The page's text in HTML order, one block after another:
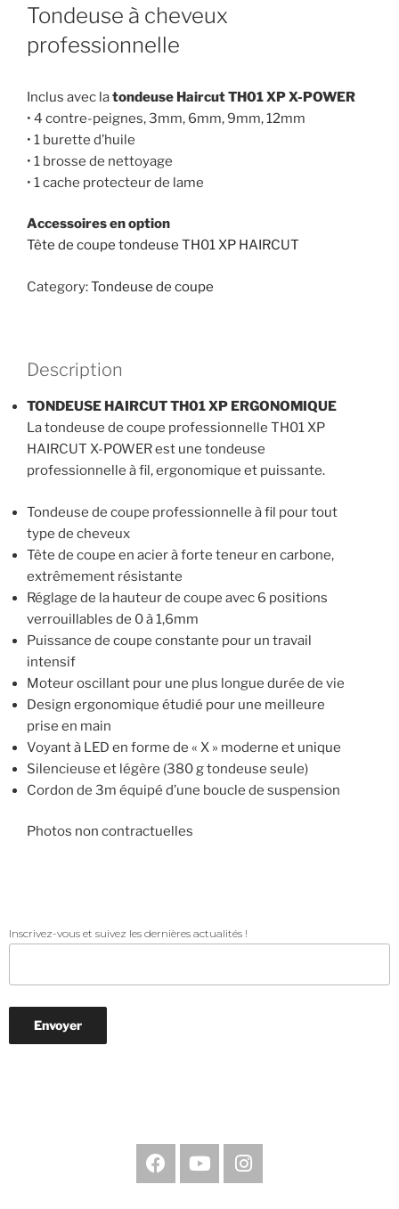
Tondeuse à cheveux
professionnelle
Inclus avec latondeuse Haircut TH01 XP X-POWER
• 4 contre-peignes, 3mm, 6mm, 9mm, 12mm
• 1 burette d’huile
• 1 brosse de nettoyage
• 1 cache protecteur de lame
Accessoires en option
Tête de coupe tondeuse TH01 XP HAIRCUT
Category:Tondeuse de coupe
Description
TONDEUSE HAIRCUT TH01 XP ERGONOMIQUE
La tondeuse de coupe professionnelle TH01 XP
HAIRCUT X-POWER est une tondeuse
professionnelle à fil, ergonomique et puissante.
Tondeuse de coupe professionnelle à fil pour tout
type de cheveux
Tête de coupe en acier à forte teneur en carbone,
extrêmement résistante
Réglage de la hauteur de coupe avec 6 positions
verrouillables de 0 à 1,6mm
Puissance de coupe constante pour un travail
intensif
Moteur oscillant pour une plus longue durée de vie
Design ergonomique étudié pour une meilleure
prise en main
Voyant à LED en forme de « X » moderne et unique
Silencieuse et légère (380 g tondeuse seule)
Cordon de 3m équipé d’une boucle de suspension
Photos non contractuelles
Inscrivez-vous et suivez les dernières actualités !